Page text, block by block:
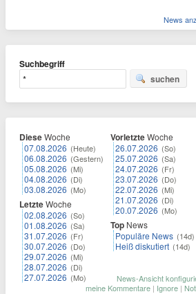
News
Suchbegriff
suchen
DieseWoche
07.08.2026 (Heute)
06.08.2026 (Gestern)
05.08.2026 (Mi)
04.08.2026 (Di)
03.08.2026 (Mo)
LetzteWoche
02.08.2026 (So)
01.08.2026 (Sa)
31.07.2026 (Fr)
30.07.2026 (Do)
29.07.2026 (Mi)
28.07.2026 (Di)
27.07.2026 (Mo)
VorletzteWoche
26.07.2026 (So)
25.07.2026 (Sa)
24.07.2026 (Fr)
23.07.2026 (Do)
22.07.2026 (Mi)
21.07.2026 (Di)
20.07.2026 (Mo)
Top News
Populäre News (14d)
Heiß diskutiert (14d)
News-Ansicht
meine Kommentare | Ignore |